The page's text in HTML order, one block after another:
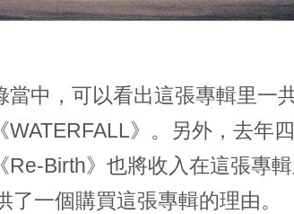
當中，可以看出這張專輯里一
》。另外，去年
Re-Birth》也將收入在這張專
一個購買這張專輯的理由。